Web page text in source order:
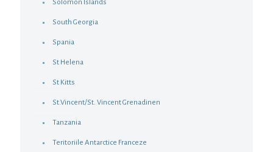
Solomon Islands
South Georgia
Spania
St Helena
St Kitts
St.Vincent/St. Vincent Grenadinen
Tanzania
Teritoriile Antarctice Franceze